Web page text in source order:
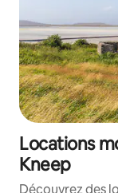
Locations
Kneep
Découvrez des